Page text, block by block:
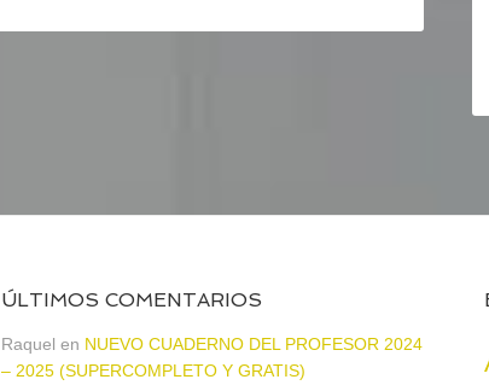
ÚLTIMOS COMENTARIOS
Raquel en NUEVO CUADERNO DEL PROFESOR 2024
– 2025 (SUPERCOMPLETO Y GRATIS)